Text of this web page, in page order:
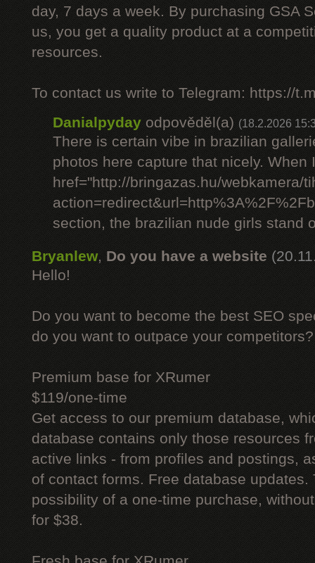
day, 7 days a week. By purchasing GSA
us, you get a quality product at a
resources.
To contact us write to Telegram: https://
Danialpyday odpověděl(a) (18.2.2026
There is certain vibe in brazilian
photos here capture that nicely. When
href="http://bringazas.hu/webkamera/
section, the brazilian nude girls stand
Bryanlew, Do you have a website
Hello!
Do you want to become the best SEO
do you want to outpace your competitors?
Premium base for XRumer
$119/one-time
Get access to our premium database,
database contains only those resources
active links - from profiles and postings,
of contact forms. Free database updates.
possibility of a one-time purchase,
for $38.